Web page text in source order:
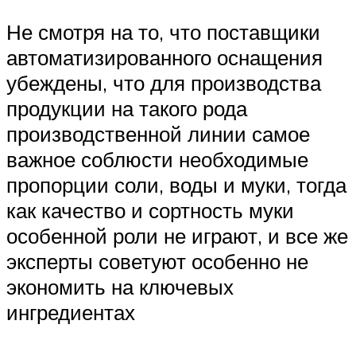
Не смотря на то, что поставщики
автоматизированного оснащения
убеждены, что для производства
продукции на такого рода
производственной линии самое
важное соблюсти необходимые
пропорции соли, воды и муки, тогда
как качество и сортность муки
особенной роли не играют, и все же
эксперты советуют особенно не
экономить на ключевых
ингредиентах